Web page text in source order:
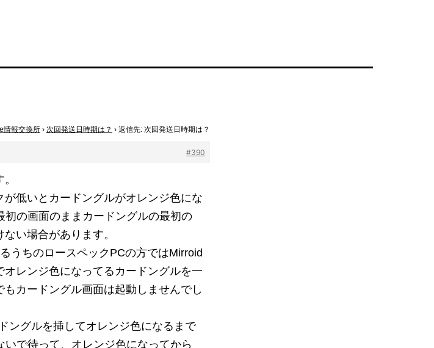
情報交換所 › 次回発送日時期は？ › 返信先: 次回発送日時期は？
#390
が低いとカードングルがオレンジ色にな
初の画面のままカードングルの最初の
い場合があります。
うちのロースペックPCの方ではMirroid
オレンジ色になってるカードングルを一
もカードングル画面は起動しませんでし
ングルを挿してオレンジ色になるまで
いで待って、オレンジ色になってから